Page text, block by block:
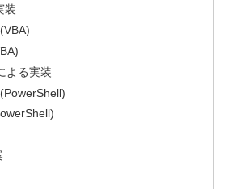
装
よる実装